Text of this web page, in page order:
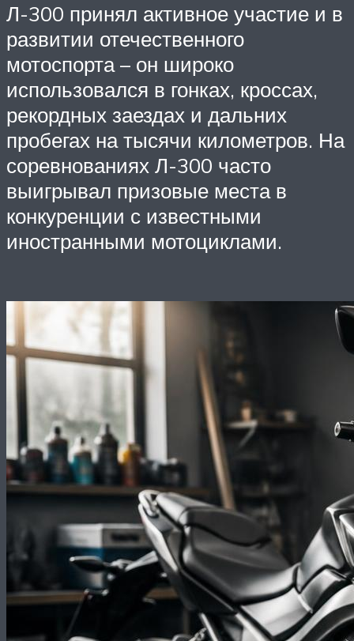
Л-300 принял активное участие и в
развитии отечественного
мотоспорта – он широко
использовался в гонках, кроссах,
рекордных заездах и дальних
пробегах на тысячи километров. На
соревнованиях Л-300 часто
выигрывал призовые места в
конкуренции с известными
иностранными мотоциклами.